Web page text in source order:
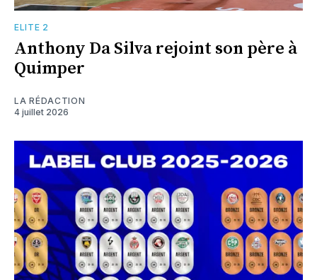
ELITE 2
Anthony Da Silva rejoint son père à
Quimper
LA RÉDACTION
4 juillet 2026